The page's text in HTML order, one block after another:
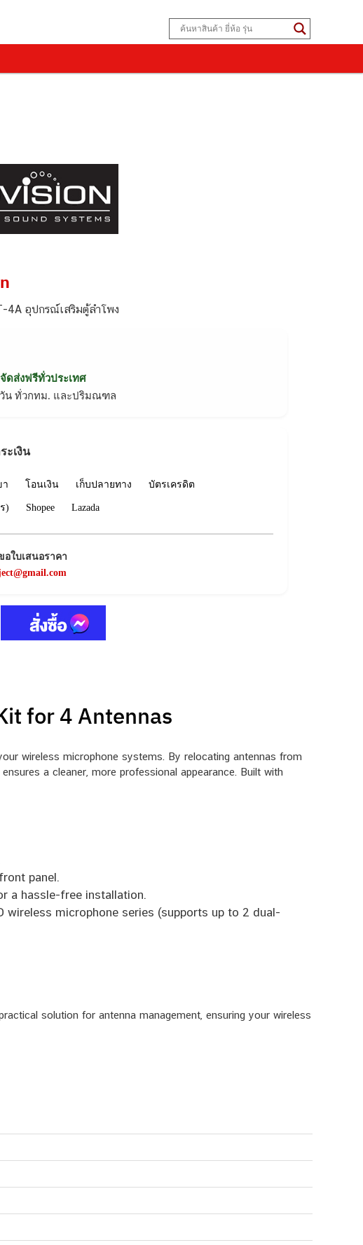
4A อุปกรณ์เสริมตู้ลำโพง
ดส่งฟรีทั่วประเทศ
น ทั่วกทม. และปริมณฑล
ะเงิน
า โอนเงิน เก็บปลายทาง บัตรเครดิต
) Shopee Lazada
อใบเสนอราคา
for 4 Antennas
wireless microphone systems. By relocating antennas from
a cleaner, more professional appearance. Built with
panel.
a hassle-free installation.
wireless microphone series (supports up to 2 dual-
solution for antenna management, ensuring your wireless